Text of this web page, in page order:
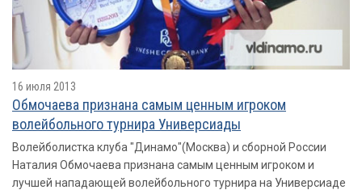
16 июля 2013
Обмочаева признана самым ценным игроком
волейбольного турнира Универсиады
Волейболистка клуба "Динамо"(Москва) и сборной России
Наталия Обмочаева признана самым ценным игроком и
лучшей нападающей волейбольного турнира на Универсиаде